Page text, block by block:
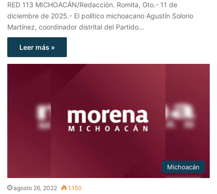
RED 113 MICHOACÁN/Redacción. Romita, Gto.- 11 de
diciembre de 2025.- El político michoacano Agustín Solorio
Martínez, coordinador distrital del Partido…
Leer más »
Michoacán
agosto 26, 2022 1.150